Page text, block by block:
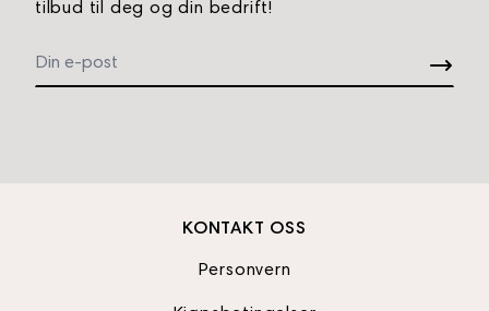
KONTAKT OSS
Personvern
tilbud til deg og din bedrift!